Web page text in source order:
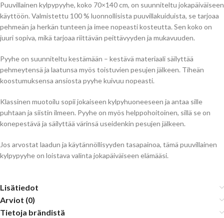
Puuvillainen kylpypyyhe, koko 70×140 cm, on suunniteltu jokapäiväiseen
käyttöön. Valmistettu 100 % luonnollisista puuvillakuiduista, se tarjoaa
pehmeän ja herkän tunteen ja imee nopeasti kosteutta. Sen koko on
juuri sopiva, mikä tarjoaa riittävän peittävyyden ja mukavuuden.
Pyyhe on suunniteltu kestämään – kestävä materiaali säilyttää
pehmeytensä ja laatunsa myös toistuvien pesujen jälkeen. Tiheän
koostumuksensa ansiosta pyyhe kuivuu nopeasti.
Klassinen muotoilu sopii jokaiseen kylpyhuoneeseen ja antaa sille
puhtaan ja siistin ilmeen. Pyyhe on myös helppohoitoinen, sillä se on
konepestävä ja säilyttää värinsä useidenkin pesujen jälkeen.
Jos arvostat laadun ja käytännöllisyyden tasapainoa, tämä puuvillainen
kylpypyyhe on loistava valinta jokapäiväiseen elämääsi.
Lisätiedot
Arviot (0)
Tietoja brändistä